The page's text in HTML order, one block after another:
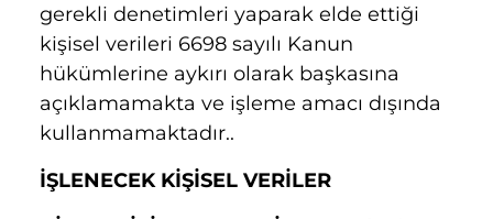
gerekli denetimleri yaparak elde ettiği
kişisel verileri 6698 sayılı Kanun
hükümlerine aykırı olarak başkasına
açıklamamakta ve işleme amacı dışında
kullanmamaktadır..
İŞLENECEK KİŞİSEL VERİLER